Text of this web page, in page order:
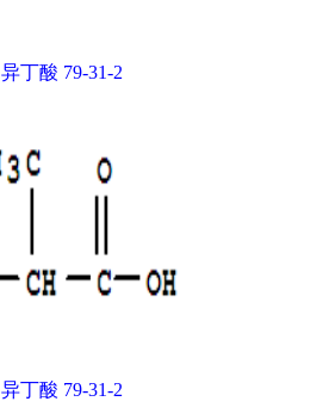
异丁酸 79-31-2
异丁酸 79-31-2